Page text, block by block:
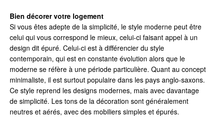
Bien décorer votre logement
Si vous êtes adepte de la simplicité, le style moderne peut être
celui qui vous correspond le mieux, celui-ci faisant appel à un
design dit épuré. Celui-ci est à différencier du style
contemporain, qui est en constante évolution alors que le
moderne se réfère à une période particulière. Quant au concept
minimaliste, il est surtout populaire dans les pays anglo-saxons.
Ce style reprend les designs modernes, mais avec davantage
de simplicité. Les tons de la décoration sont généralement
neutres et aérés, avec des mobiliers simples et épurés.